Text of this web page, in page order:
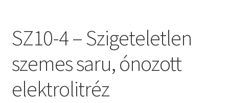
SZ10-4 – Szigeteletlen
szemes saru, ónozott
elektrolitréz